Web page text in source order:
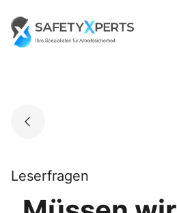
content
Go to landing page.
Leserfragen